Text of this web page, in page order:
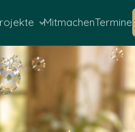
MitmachenTermine